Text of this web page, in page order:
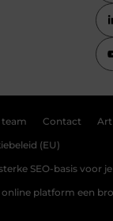
team Contact
(EU)
SEO-basis voor
platform een